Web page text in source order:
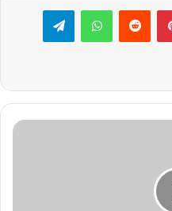
پینترست‫رددیت واتس آپ تلگرام